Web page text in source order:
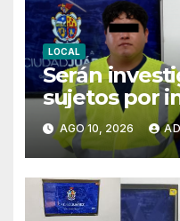
LOCAL
Serán
sujetos por
camioneta;
por agredir a
AGO 10, 2026